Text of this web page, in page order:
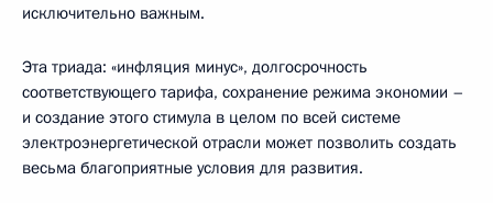
исключительно важным.
Эта триада: «инфляция минус», долгосрочность
соответствующего тарифа, сохранение режима экономии –
и создание этого стимула в целом по всей системе
электроэнергетической отрасли может позволить создать
весьма благоприятные условия для развития.